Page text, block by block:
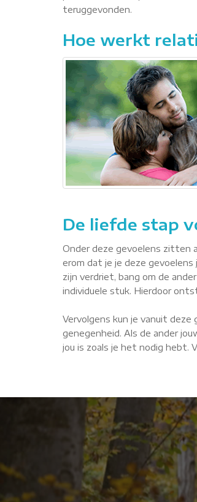
teruggevonden.
Hoe werkt
De liefde stap
Onder deze gevoelens zitten
erom dat je je deze
zijn verdriet, bang om de
individuele stuk. Hierdoor
Vervolgens kun je vanuit
genegenheid. Als de ander
jou is zoals je het nodig hebt.